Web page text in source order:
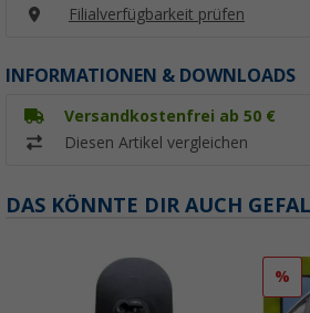
Filialverfügbarkeit prüfen
INFORMATIONEN & DOWNLOADS
Versandkostenfrei ab 50 €
Diesen Artikel vergleichen
DAS KÖNNTE DIR AUCH
%